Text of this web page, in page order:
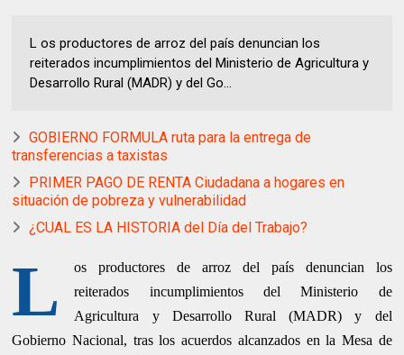
L os productores de arroz del país denuncian los
reiterados incumplimientos del Ministerio de Agricultura y
Desarrollo Rural (MADR) y del Go...
GOBIERNO FORMULA ruta para la entrega de
transferencias a taxistas
PRIMER PAGO DE RENTA Ciudadana a hogares en
situación de pobreza y vulnerabilidad
¿CUAL ES LA HISTORIA del Día del Trabajo?
L
os productores de arroz del país denuncian los
reiterados incumplimientos del Ministerio de
Agricultura y Desarrollo Rural (MADR) y del
Gobierno Nacional, tras los acuerdos alcanzados en la Mesa de